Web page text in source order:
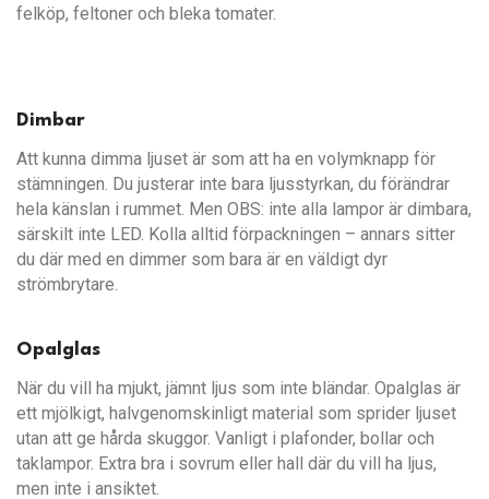
felköp, feltoner och bleka tomater.
Dimbar
Att kunna dimma ljuset är som att ha en volymknapp för
stämningen. Du justerar inte bara ljusstyrkan, du förändrar
hela känslan i rummet. Men OBS: inte alla lampor är dimbara,
särskilt inte LED. Kolla alltid förpackningen – annars sitter
du där med en dimmer som bara är en väldigt dyr
strömbrytare.
Opalglas
När du vill ha mjukt, jämnt ljus som inte bländar. Opalglas är
ett mjölkigt, halvgenomskinligt material som sprider ljuset
utan att ge hårda skuggor. Vanligt i plafonder, bollar och
taklampor. Extra bra i sovrum eller hall där du vill ha ljus,
men inte i ansiktet.